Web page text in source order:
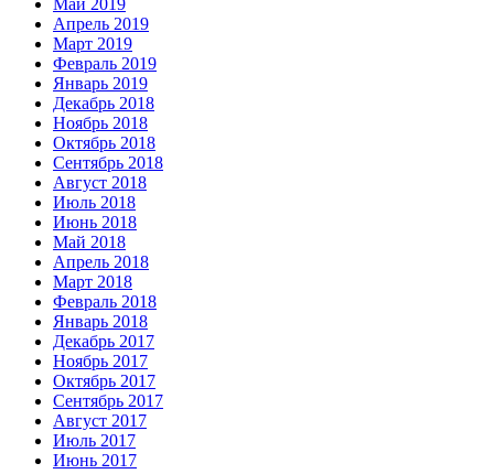
Апрель 2019
Март 2019
Февраль 2019
Январь 2019
Декабрь 2018
Ноябрь 2018
Октябрь 2018
Сентябрь 2018
Август 2018
Июль 2018
Июнь 2018
Май 2018
Апрель 2018
Март 2018
Февраль 2018
Январь 2018
Декабрь 2017
Ноябрь 2017
Октябрь 2017
Сентябрь 2017
Август 2017
Июль 2017
Июнь 2017